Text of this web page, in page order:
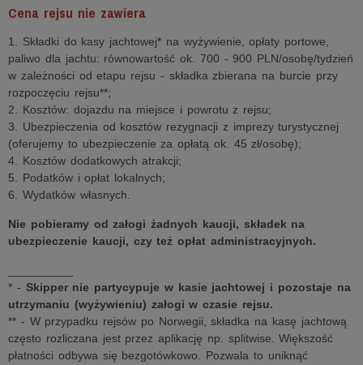
Cena rejsu nie zawiera
1. Składki do kasy jachtowej* na wyżywienie, opłaty portowe,
paliwo dla jachtu: równowartość ok. 700 - 900 PLN/osobę/tydzień
w zależności od etapu rejsu - składka zbierana na burcie przy
rozpoczęciu rejsu**;
2. Kosztów: dojazdu na miejsce i powrotu z rejsu;
3. Ubezpieczenia od kosztów rezygnacji z imprezy turystycznej
(oferujemy to ubezpieczenie za opłatą ok. 45 zł/osobę);
4. Kosztów dodatkowych atrakcji;
5. Podatków i opłat lokalnych;
6. Wydatków własnych.
Nie pobieramy od załogi żadnych kaucji, składek na
ubezpieczenie kaucji, czy też opłat administracyjnych.
* - Skipper nie partycypuje w kasie jachtowej i pozostaje na
utrzymaniu (wyżywieniu) załogi w czasie rejsu.
** - W przypadku rejsów po Norwegii, składka na kasę jachtową
często rozliczana jest przez aplikację np. splitwise. Większość
płatności odbywa się bezgotówkowo. Pozwala to uniknąć